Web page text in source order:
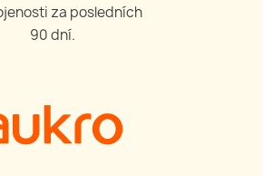
za posledních
90 dní.